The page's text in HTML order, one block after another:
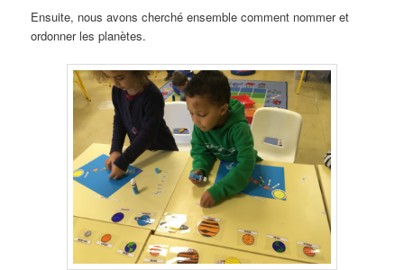
Ensuite, nous avons cherché ensemble comment nommer et
ordonner les planètes.